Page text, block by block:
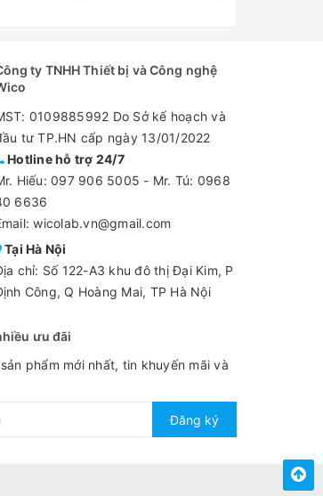
ty TNHH Thiết bị và Công nghệ
0109885992 Do Sở kế hoạch và
tư TP.HN cấp ngày 13/01/2022
Hotline hỗ trợ 24/7
Hiếu: 097 906 5005 - Mr. Tú: 0968
6636
wicolab.vn@gmail.com
Tại Hà Nội
chỉ: Số 122-A3 khu đô thị Đại Kim, P
Công, Q Hoàng Mai, TP Hà Nội
ưu đãi
phẩm mới nhất, tin khuyến mãi và
Đăng ký